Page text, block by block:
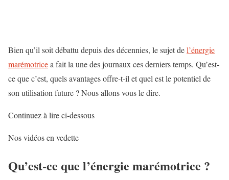
Bien qu’il soit débattu depuis des décennies, le sujet del’énergie
marémotricea fait la une des journaux ces derniers temps. Qu’est-
ce que c’est, quels avantages offre-t-il et quel est le potentiel de
son utilisation future ? Nous allons vous le dire.
Continuez à lire ci-dessous
Nos vidéos en vedette
Qu’est-ce que l’énergie marémotrice ?